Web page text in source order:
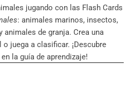
jugando con las Flash Cards
: animales marinos, insectos,
animales de granja. Crea una
juega a clasificar. ¡Descubre
la guía de aprendizaje!